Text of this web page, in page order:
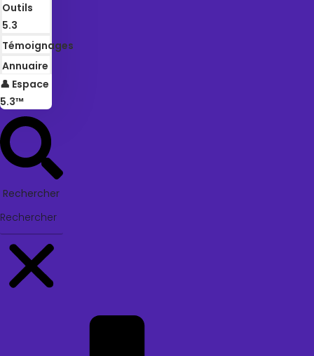
Outils
5.3
Témoignages
Annuaire
👤 Espace
5.3™
Rechercher